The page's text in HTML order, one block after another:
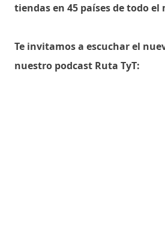
tiendas en 45 países de todo el
Te invitamos a escuchar el
nuestro podcast Ruta TyT: